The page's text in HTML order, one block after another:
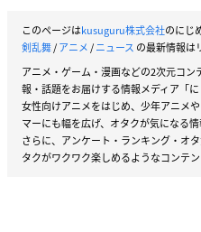
このページはkusuguru株式会社のにじ
剣乱舞/アニメ/ニュース の最新情報は
アニメ・ゲーム・漫画などの2次元コ
報・話題をお届けする情報メディア「に
女性向けアニメをはじめ、少年アニメ
マーにも幅を広げ、オタクが気になる
さらに、アンケート・ランキング・オ
タクがワクワク楽しめるようなコンテン